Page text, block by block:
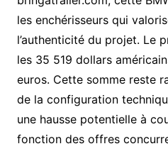
les enchérisseurs qui
l’authenticité du projet. Le
les 35 519 dollars
euros. Cette somme reste
de la configuration
une hausse potentielle à
fonction des offres